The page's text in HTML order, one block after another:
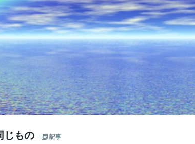
じもの 記事